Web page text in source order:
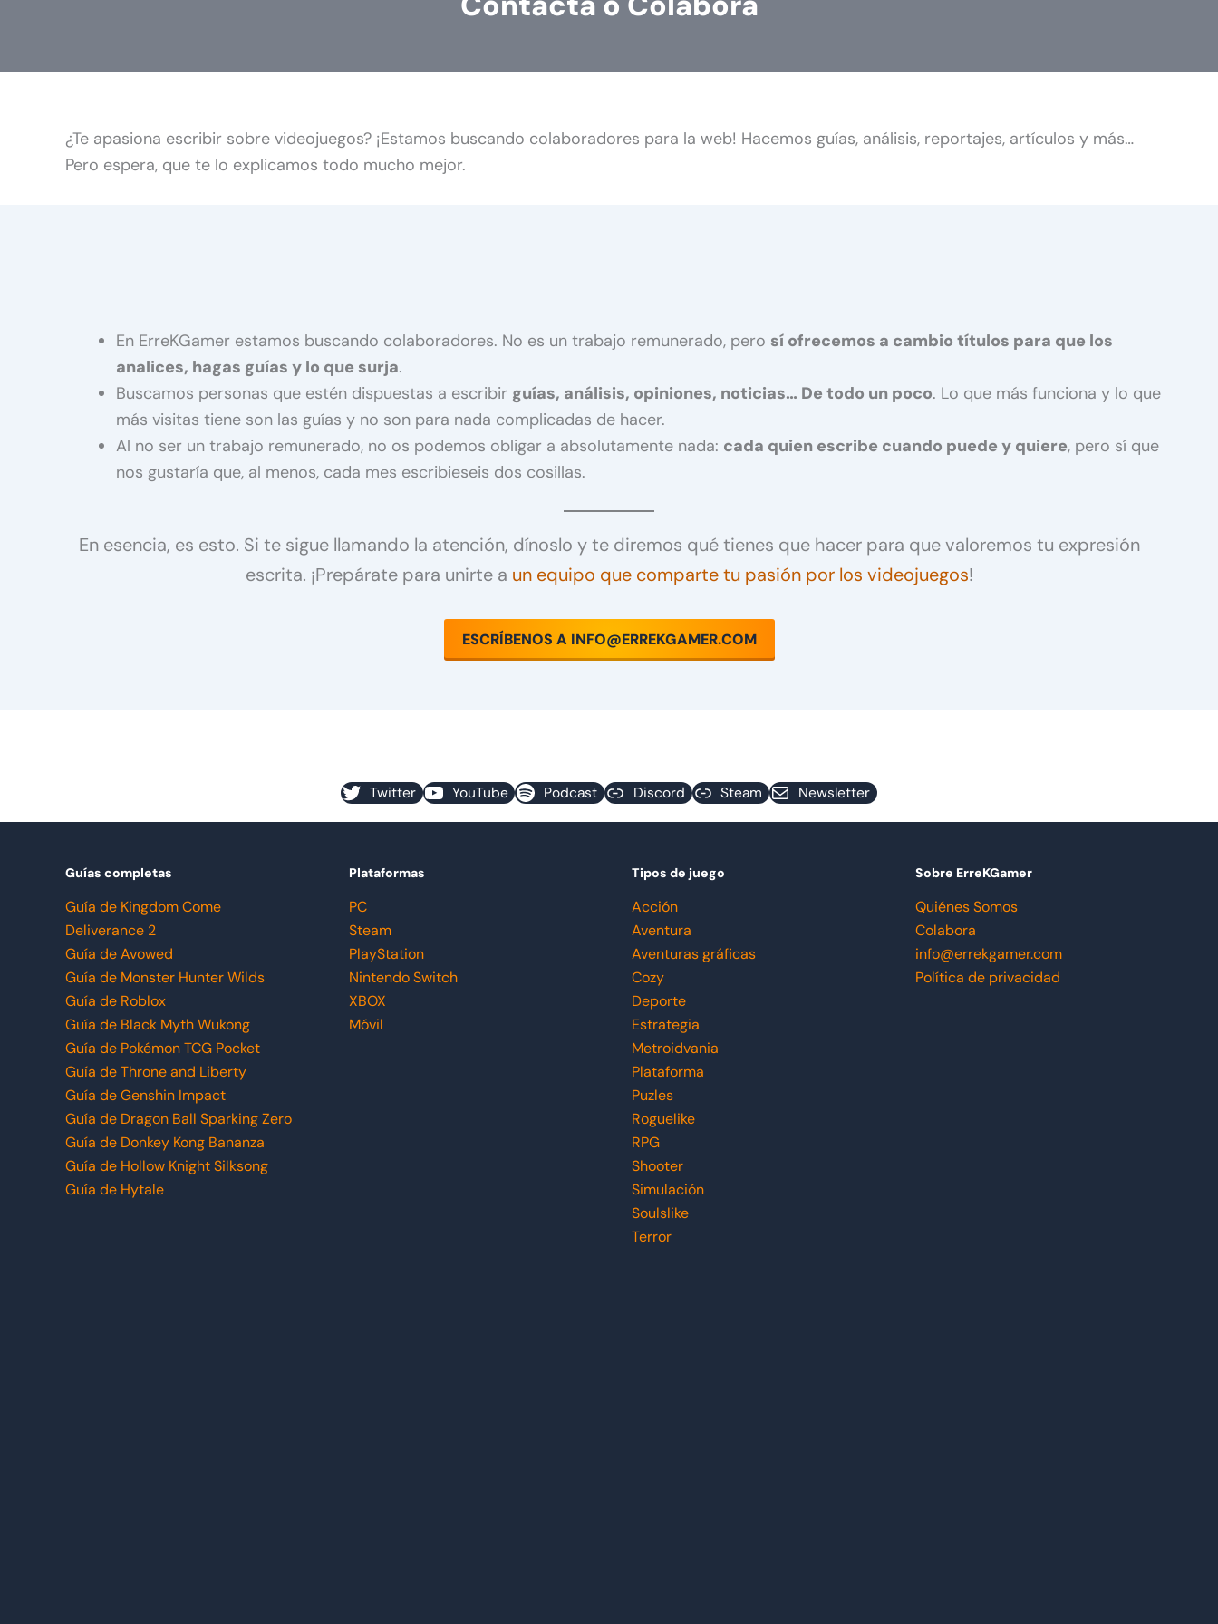
¿Te apasiona escribir sobre videojuegos? ¡Estamos buscando colaboradores para la web! Hacemos guías, análisis, reportajes, artículos y más…
Pero espera, que te lo explicamos todo mucho mejor.
En ErreKGamer estamos buscando colaboradores. No es un trabajo remunerado, pero sí ofrecemos a cambio títulos para que los
analices, hagas guías y lo que surja.
Buscamos personas que estén dispuestas a escribir guías, análisis, opiniones, noticias… De todo un poco. Lo que más funciona y lo que
más visitas tiene son las guías y no son para nada complicadas de hacer.
Al no ser un trabajo remunerado, no os podemos obligar a absolutamente nada: cada quien escribe cuando puede y quiere, pero sí que
nos gustaría que, al menos, cada mes escribieseis dos cosillas.
En esencia, es esto. Si te sigue llamando la atención, dínoslo y te diremos qué tienes que hacer para que valoremos tu expresión
escrita. ¡Prepárate para unirte a un equipo que comparte tu pasión por los videojuegos!
ESCRÍBENOS A INFO@ERREKGAMER.COM
Twitter YouTube Podcast Discord Steam Newsletter
Guías completas
Guía de Kingdom Come
Deliverance 2
Guía de Avowed
Guía de Monster Hunter Wilds
Guía de Roblox
Guía de Black Myth Wukong
Guía de Pokémon TCG Pocket
Guía de Throne and Liberty
Guía de Genshin Impact
Guía de Dragon Ball Sparking Zero
Guía de Donkey Kong Bananza
Guía de Hollow Knight Silksong
Guía de Hytale
Plataformas
PC
Steam
PlayStation
Nintendo Switch
XBOX
Móvil
Tipos de juego
Acción
Aventura
Aventuras gráficas
Cozy
Deporte
Estrategia
Metroidvania
Plataforma
Puzles
Roguelike
RPG
Shooter
Simulación
Soulslike
Terror
Sobre ErreKGamer
Quiénes Somos
Colabora
info@errekgamer.com
Política de privacidad